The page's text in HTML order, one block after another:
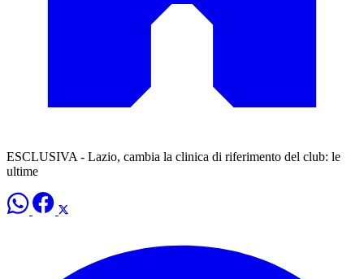
ESCLUSIVA - Lazio, cambia la clinica di riferimento del club: le
ultime